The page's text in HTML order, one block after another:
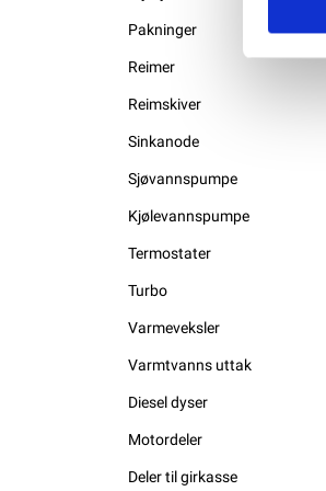
Pakninger
Reimer
Reimskiver
Sinkanode
Sjøvannspumpe
Kjølevannspumpe
Termostater
Turbo
Varmeveksler
Varmtvanns uttak
Diesel dyser
Motordeler
Deler til girkasse